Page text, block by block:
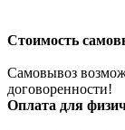
Стоимость
Самовывоз
договоренности!
Оплата для